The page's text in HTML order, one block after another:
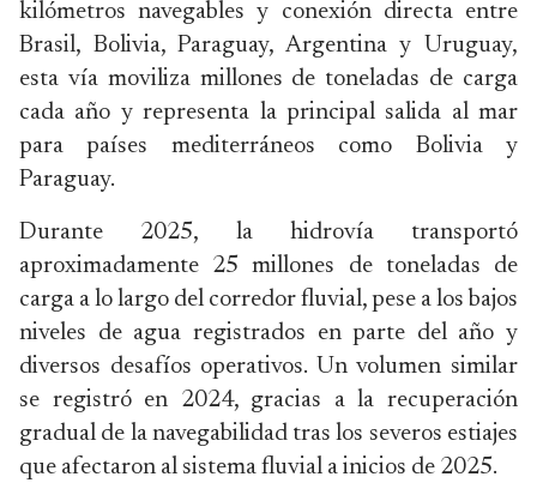
kilómetros navegables y conexión directa entre
Brasil, Bolivia, Paraguay, Argentina y Uruguay,
esta vía moviliza millones de toneladas de carga
cada año y representa la principal salida al mar
para países mediterráneos como Bolivia y
Paraguay.
Durante 2025, la hidrovía transportó
aproximadamente 25 millones de toneladas de
carga a lo largo del corredor fluvial, pese a los bajos
niveles de agua registrados en parte del año y
diversos desafíos operativos. Un volumen similar
se registró en 2024, gracias a la recuperación
gradual de la navegabilidad tras los severos estiajes
que afectaron al sistema fluvial a inicios de 2025.